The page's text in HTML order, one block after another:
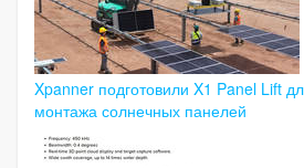
Xpanner подготовили X1 Panel Lift
монтажа солнечных панелей